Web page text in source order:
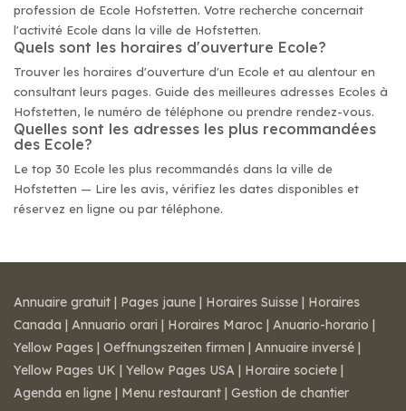
profession de Ecole Hofstetten. Votre recherche concernait
l'activité Ecole dans la ville de Hofstetten.
Quels sont les horaires d'ouverture Ecole?
Trouver les horaires d'ouverture d'un Ecole et au alentour en
consultant leurs pages. Guide des meilleures adresses Ecoles à
Hofstetten, le numéro de téléphone ou prendre rendez-vous.
Quelles sont les adresses les plus recommandées
des Ecole?
Le top 30 Ecole les plus recommandés dans la ville de
Hofstetten — Lire les avis, vérifiez les dates disponibles et
réservez en ligne ou par téléphone.
Annuaire gratuit | Pages jaune | Horaires Suisse | Horaires
Canada | Annuario orari | Horaires Maroc | Anuario-horario |
Yellow Pages | Oeffnungszeiten firmen | Annuaire inversé |
Yellow Pages UK | Yellow Pages USA | Horaire societe |
Agenda en ligne | Menu restaurant | Gestion de chantier